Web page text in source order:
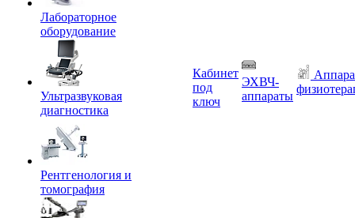
Лабораторное
оборудование
Ультразвуковая
диагностика
Рентгенология и
томография
Кабинет
под
ключ
ЭХВЧ-
аппараты